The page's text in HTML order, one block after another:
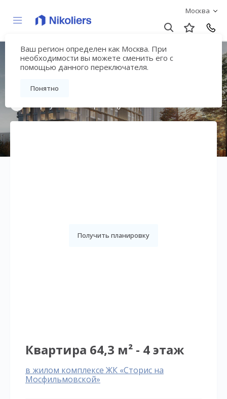
Москва
Ваш регион определен как Москва. При
необходимости вы можете сменить его с
помощью данного переключателя.
Понятно
ЖК «Сторис на
Мосфильмовской»
Получить планировку
Квартира 64,3 м² - 4 этаж
в жилом комплексе ЖК «Сторис на
Мосфильмовской»